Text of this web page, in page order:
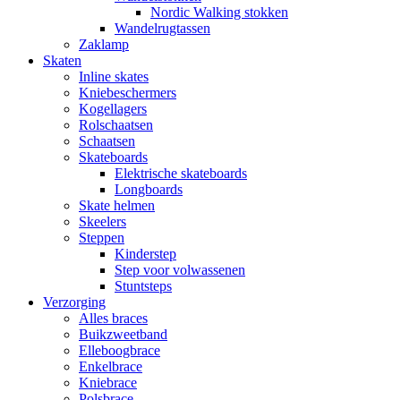
Nordic Walking stokken
Wandelrugtassen
Zaklamp
Skaten
Inline skates
Kniebeschermers
Kogellagers
Rolschaatsen
Schaatsen
Skateboards
Elektrische skateboards
Longboards
Skate helmen
Skeelers
Steppen
Kinderstep
Step voor volwassenen
Stuntsteps
Verzorging
Alles braces
Buikzweetband
Elleboogbrace
Enkelbrace
Kniebrace